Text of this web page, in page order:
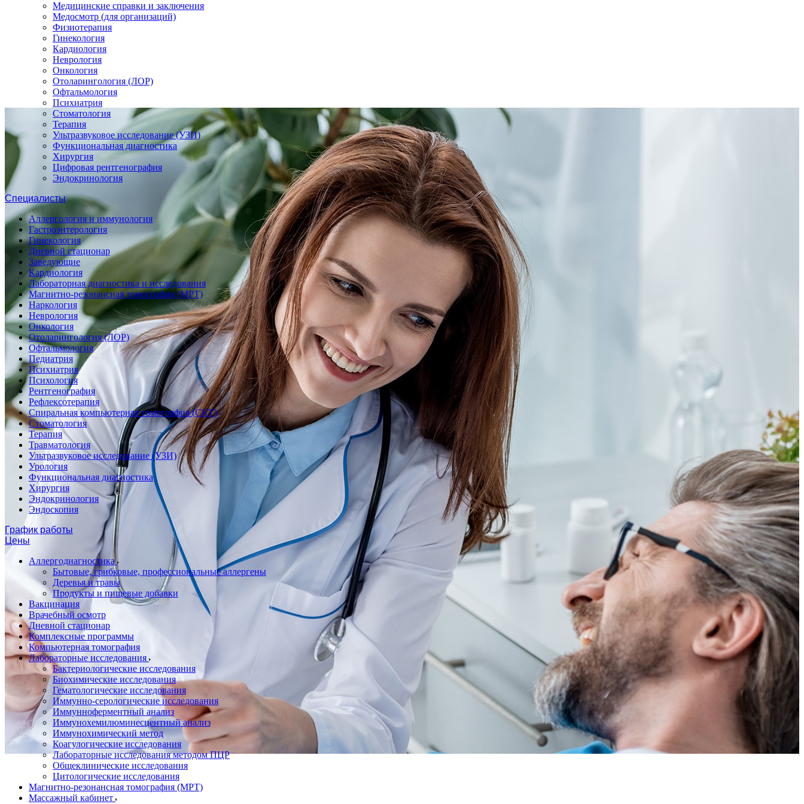
Медицинские справки и заключения
Медосмотр (для организаций)
Физиотерапия
Гинекология
Кардиология
Неврология
Онкология
Отоларингология (ЛОР)
Офтальмология
Психиатрия
Стоматология
Терапия
Ультразвуковое исследование (УЗИ)
Функциональная диагностика
Хирургия
Цифровая рентгенография
Эндокринология
Специалисты
Аллергология и иммунология
Гастроэнтерология
Гинекология
Дневной стационар
Заведующие
Кардиология
Лабораторная диагностика и исследования
Магнитно-резонансная томография (МРТ)
Наркология
Неврология
Онкология
Отоларингология (ЛОР)
Офтальмология
Педиатрия
Психиатрия
Психология
Рентгенография
Рефлексотерапия
Спиральная компьютерная томография (СКТ)
Стоматология
Терапия
Травматология
Ультразвуковое исследование (УЗИ)
Урология
Функциональная диагностика
Хирургия
Эндокринология
Эндоскопия
График работы
Цены
Аллергодиагностика
Бытовые, грибковые, профессиональные аллергены
Деревья и травы
Продукты и пищевые добавки
Вакцинация
Врачебный осмотр
Дневной стационар
Комплексные программы
Компьютерная томография
Лабораторные исследования
Бактериологические исследования
Биохимические исследования
Гематологические исследования
Иммунно-серологические исследования
Иммунноферментный анализ
Иммунохемилюминесцентный анализ
Иммунохимический метод
Коагулогические исследования
Лабораторные исследования методом ПЦР
Общеклинические исследования
Цитологические исследования
Магнитно-резонансная томография (МРТ)
Массажный кабинет